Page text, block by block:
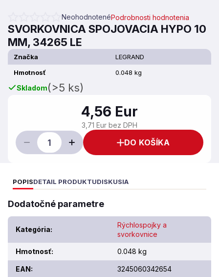
Priemerné hodnotenie produktu je 0,0 z 5 hviezdičiek.
NeohodnotenéPodrobnosti hodnotenia
SVORKOVNICA SPOJOVACIA HYPO 10
MM, 34265 LE
Značka
LEGRAND
Hmotnosť
0.048 kg
Skladom(>5 ks)
4,56 Eur
3,71 Eur bez DPH
DO KOŠÍKA
POPISDETAIL PRODUKTUDISKUSIA
Dodatočné parametre
Kategória:
Rýchlospojky a
svorkovnice
Hmotnosť: 0.048 kg
EAN: 3245060342654